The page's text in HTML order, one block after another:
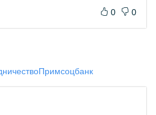
0 0
Примсоцбанк